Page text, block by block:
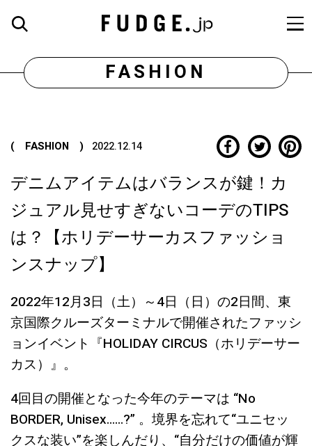
FASHION
( FASHION ) 2022.12.14
デニムアイテムはバランスが鍵！カ
ジュアル見せすぎないコーデのTIPS
は？【ホリデーサーカスファッショ
ンスナップ】
2022年12月3日（土）～4日（日）の2日間、東
京国際クルーズターミナルで開催されたファッシ
ョンイベント『HOLIDAY CIRCUS（ホリデーサー
カス）』。
4回目の開催となった今年のテーマは “No
BORDER, Unisex……?” 。境界を忘れて“ユニセッ
クスな装い”を楽しんだり、“自分だけの価値が輝